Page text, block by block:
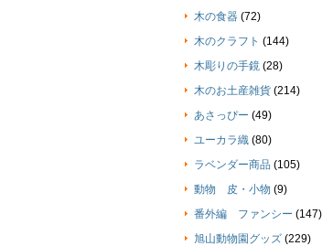
木の食器 (72)
木のクラフト (144)
木彫りの手鏡 (28)
木のお土産雑貨 (214)
あさっぴー (49)
ユーカラ織 (80)
ラベンダー商品 (105)
動物 皮・小物 (9)
番外編 ファンシー (147)
旭山動物園グッズ (229)